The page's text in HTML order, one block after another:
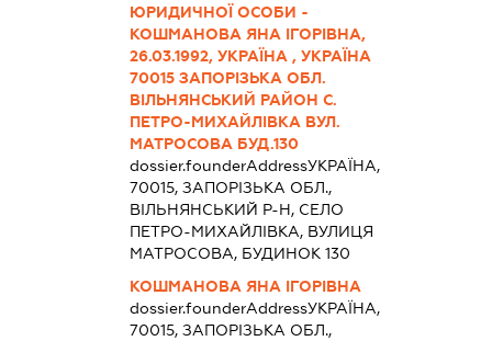
ЮРИДИЧНОЇ ОСОБИ -
КОШМАНОВА ЯНА ІГОРІВНА,
26.03.1992, УКРАЇНА , УКРАЇНА
70015 ЗАПОРІЗЬКА ОБЛ.
ВІЛЬНЯНСЬКИЙ РАЙОН С.
ПЕТРО-МИХАЙЛІВКА ВУЛ.
МАТРОСОВА БУД.130
dossier.founderAddressУКРАЇНА,
70015, ЗАПОРІЗЬКА ОБЛ.,
ВІЛЬНЯНСЬКИЙ Р-Н, СЕЛО
ПЕТРО-МИХАЙЛІВКА, ВУЛИЦЯ
МАТРОСОВА, БУДИНОК 130
КОШМАНОВА ЯНА ІГОРІВНА
dossier.founderAddressУКРАЇНА,
70015, ЗАПОРІЗЬКА ОБЛ.,